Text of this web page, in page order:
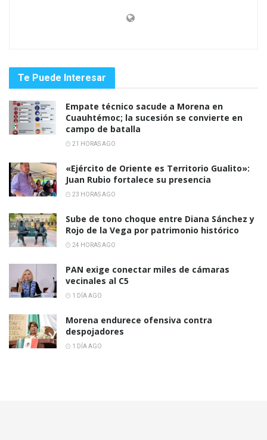
Te Puede Interesar
Empate técnico sacude a Morena en
Cuauhtémoc; la sucesión se convierte en
campo de batalla
21 HORAS AGO
«Ejército de Oriente es Territorio Gualito»:
Juan Rubio fortalece su presencia
23 HORAS AGO
Sube de tono choque entre Diana Sánchez y
Rojo de la Vega por patrimonio histórico
24 HORAS AGO
PAN exige conectar miles de cámaras
vecinales al C5
1 DÍA AGO
Morena endurece ofensiva contra
despojadores
1 DÍA AGO